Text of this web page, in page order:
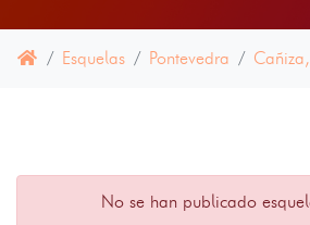
Esquelas Pontevedra Cañiza,
No se han publicado